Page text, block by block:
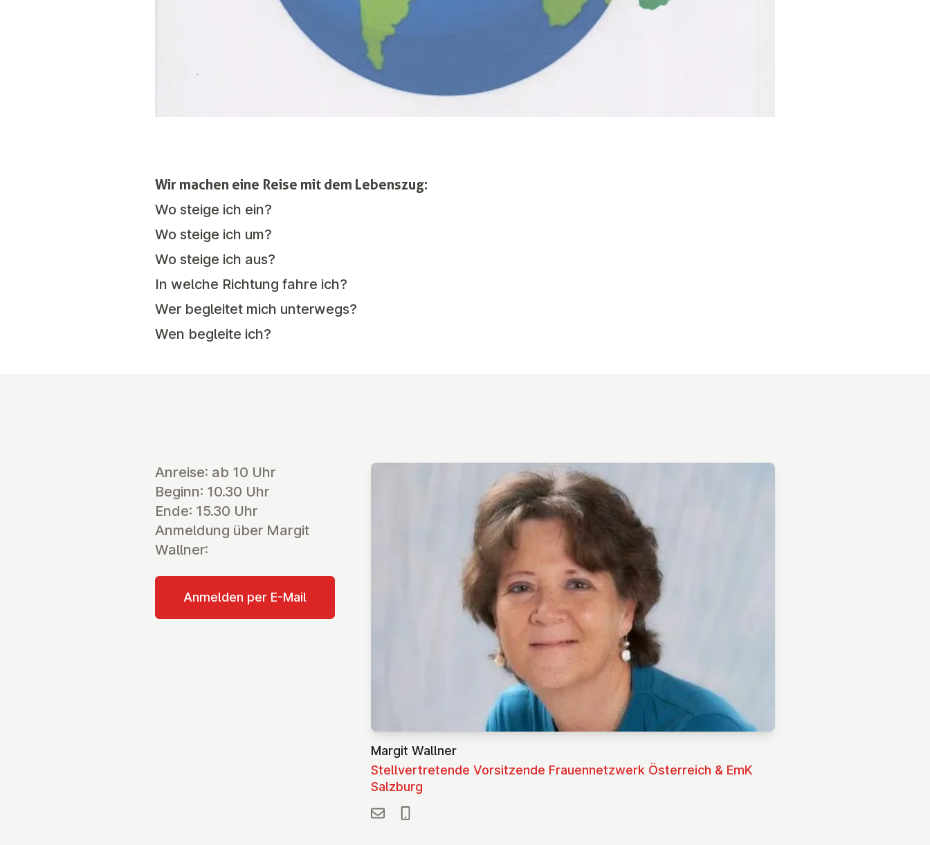
Wir machen eine Reise mit dem Lebenszug:
Wo steige ich ein?
Wo steige ich um?
Wo steige ich aus?
In welche Richtung fahre ich?
Wer begleitet mich unterwegs?
Wen begleite ich?
Anreise: ab 10 Uhr
Beginn: 10.30 Uhr
Ende: 15.30 Uhr
Anmeldung über Margit
Wallner:
Anmelden per E-Mail
Margit Wallner
Stellvertretende Vorsitzende Frauennetzwerk Österreich & EmK
Salzburg